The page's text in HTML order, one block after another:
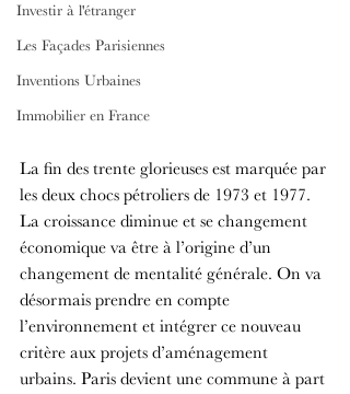
Investir à l'étranger
Les Façades Parisiennes
Inventions Urbaines
Immobilier en France
La fin des trente glorieuses est marquée par
les deux chocs pétroliers de 1973 et 1977.
La croissance diminue et se changement
économique va être à l’origine d’un
changement de mentalité générale. On va
désormais prendre en compte
l’environnement et intégrer ce nouveau
critère aux projets d’aménagement
urbains. Paris devient une commune à part